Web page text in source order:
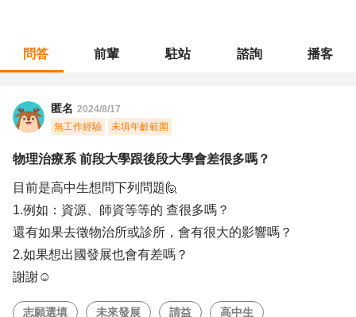
問答 前輩 駐站 諮詢 播客
匿名 2024/8/17
無工作經驗
未填年齡範圍
物理治療系 前段大學跟後段大學會差很多嗎？
目前是高中生想問下列問題🙋
1.例如：資源、師資等等的 查很多嗎？
還有如果去徵物治所或診所，會有很大的影響嗎？
2.如果想出國發展也會有差嗎？
謝謝☺️
志願選填 未來發展 請益 高中生